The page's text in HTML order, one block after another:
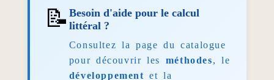
📝 Besoin d'aide pour le calcul
littéral ?
Consultez la page du catalogue
pour découvrir les méthodes, le
développement et la